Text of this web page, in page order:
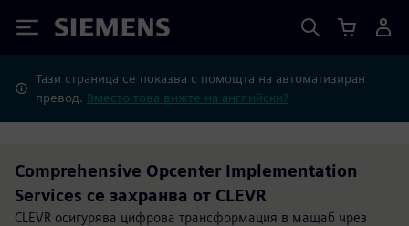
Siemens
Тази страница се показва с помощта на автоматизиран
превод. Вместо това вижте на английски?
Comprehensive Opcenter Implementation
Services се захранва от CLEVR
CLEVR осигурява цифрова трансформация в мащаб чрез